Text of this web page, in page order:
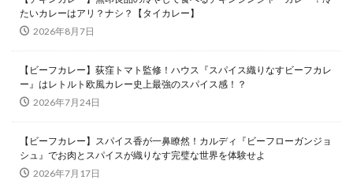
たいカレーはアリ？ナシ？【タイカレー】
2026年8月7日
【ビーフカレー】荻窪トマト監修！ハウス『スパイス織りなすビーフカレ
ー』はレトルト欧風カレー史上最強のスパイス感！？
2026年7月24日
【ビーフカレー】スパイス香が一鼻瞭然！カルディ『ビーフローガンジョ
シュ』でお肉とスパイスが織りなす完璧な世界を体験せよ
2026年7月17日